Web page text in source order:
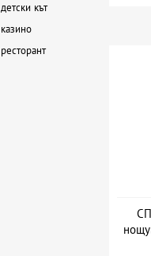
детски кът
казино
ресторант